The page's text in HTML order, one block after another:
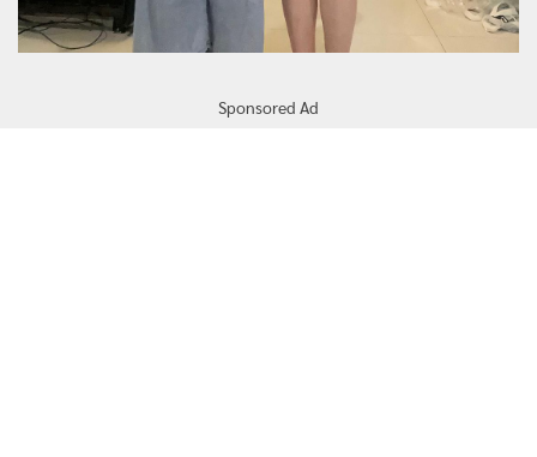
Sponsored Ad